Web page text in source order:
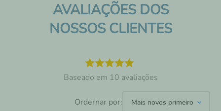
AVALIAÇÕES DOS
NOSSOS CLIENTES
10 avaliações
Ordernar por: Mais novos primeiro